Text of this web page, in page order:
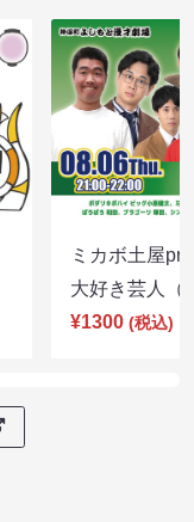
ミカボ土屋
大好き芸人
¥1300 (税込)